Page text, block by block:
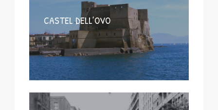
CASTEL DELL’OVO